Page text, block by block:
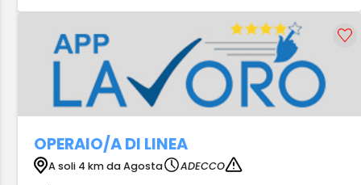
OPERAIO/A DI LINEA
A soli 4 km da Agosta
ADECCO